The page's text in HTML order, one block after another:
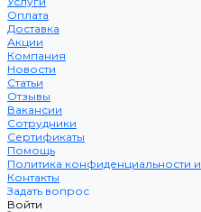
Оплата
Доставка
Акции
Компания
Новости
Статьи
Отзывы
Вакансии
Сотрудники
Сертификаты
Помощь
Политика конфиденциальности
Контакты
Задать вопрос
Войти